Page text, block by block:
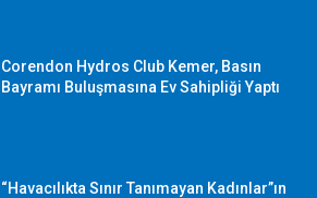
Corendon Hydros Club Kemer, Basın
Bayramı Buluşmasına Ev Sahipliği Yaptı
“Havacılıkta Sınır Tanımayan Kadınlar”ın